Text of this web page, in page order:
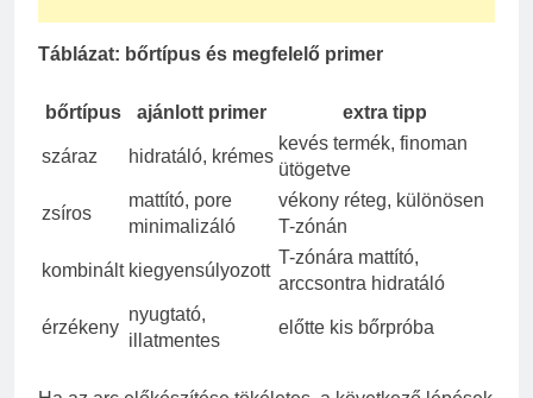
Táblázat: bőrtípus és megfelelő primer
bőrtípus ajánlott primer extra tipp
száraz hidratáló, krémes
kevés termék, finoman
ütögetve
zsíros
mattító, pore
minimalizáló
vékony réteg, különösen
T-zónán
kombinált kiegyensúlyozott
T-zónára mattító,
arccsontra hidratáló
érzékeny
nyugtató,
illatmentes
előtte kis bőrpróba